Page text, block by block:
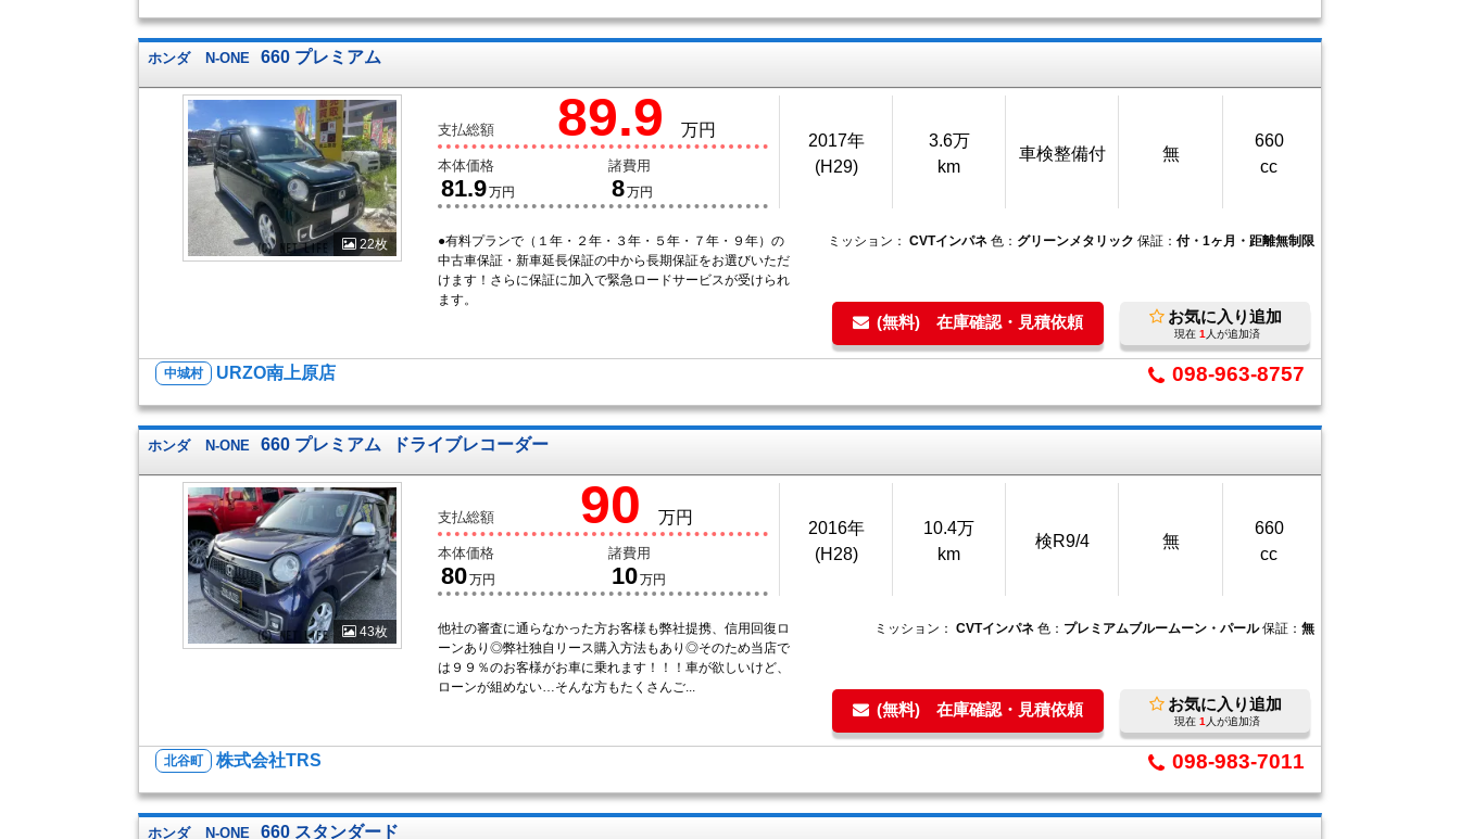
ホンダ N-ONE 660 プレミアム
22枚
支払総額 89.9 万円
本体価格
81.9万円
諸費用
8万円
2017年
(H29)
3.6万
km
車検整備付 無
660
cc
●有料プランで（１年・２年・３年・５年・７年・９年）の
中古車保証・新車延長保証の中から長期保証をお選びいただ
けます！さらに保証に加入で緊急ロードサービスが受けられ
ます。
ミッション： CVTインパネ 色： グリーンメタリック 保証： 付・1ヶ月・距離無制限
(無料) 在庫確認・見積依頼 お気に入り追加
現在 1人が追加済
中城村 URZO南上原店 098-963-8757
ホンダ N-ONE 660 プレミアム ドライブレコーダー
43枚
支払総額 90 万円
本体価格
80万円
諸費用
10万円
2016年
(H28)
10.4万
km
検R9/4 無
660
cc
他社の審査に通らなかった方お客様も弊社提携、信用回復ロ
ーンあり◎弊社独自リース購入方法もあり◎そのため当店で
は９９％のお客様がお車に乗れます！！！車が欲しいけど、
ローンが組めない…そんな方もたくさんご...
ミッション： CVTインパネ 色： プレミアムブルームーン・パール 保証： 無
(無料) 在庫確認・見積依頼 お気に入り追加
現在 1人が追加済
北谷町 株式会社TRS 098-983-7011
ホンダ N-ONE 660 スタンダード